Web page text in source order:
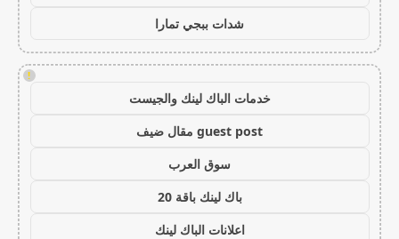
شدات ببجي تمارا
!
خدمات الباك لينك والجيست
guest post مقال ضيف
سوق العرب
باك لينك باقة 20
اعلانات الباك لينك